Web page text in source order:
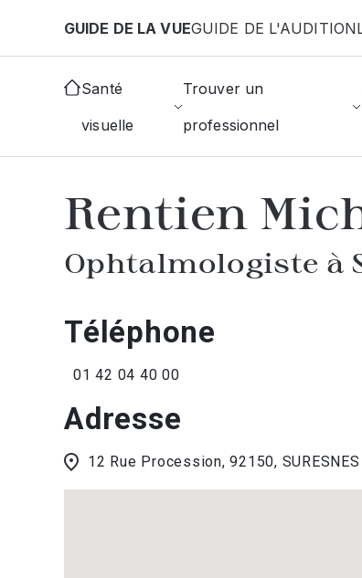
GUIDE DE LA VUEGUIDE DE L'AUDITION
Santé
visuelle
Trouver un
professionnel
Accueil Annuaire des ophtalmologistes
Rentien
Ophtalmologiste à
Téléphone
01 42 04 40 00
Adresse
12 Rue Procession, 92150, SURESNES